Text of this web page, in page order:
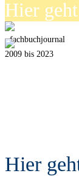
Hier
fachbuchjournal
2009 bis 2023
Hier